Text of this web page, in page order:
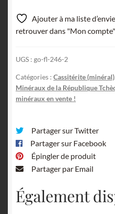
Schlaggenwald,
Bohème,
République
Ajouter à ma liste
retrouver dans "Mon
UGS : go-fl-246-2
Catégories : Cassitérite (minéral)
Minéraux de la République
minéraux en vente !
Partager sur Twitter
Partager sur Facebook
Épingler de produit
Partager par Email
Également